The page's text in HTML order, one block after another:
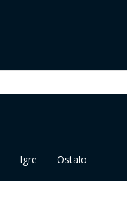
Igre Ostalo